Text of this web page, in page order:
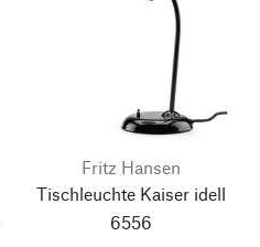
Fritz Hansen
Tischleuchte Kaiser idell
6556